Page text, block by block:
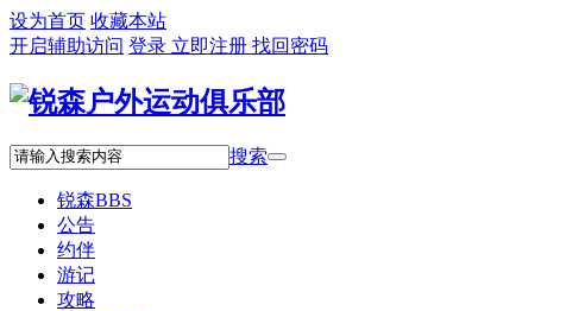
设为首页 收藏本站
开启辅助访问 登录 立即注册 找回密码
搜索
锐森BBS
公告
约伴
游记
攻略